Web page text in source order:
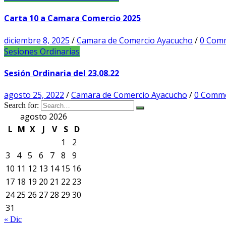
Carta 10 a Camara Comercio 2025
diciembre 8, 2025 /Camara de Comercio Ayacucho /0
Sesiones Ordinarias
Sesión Ordinaria del 23.08.22
agosto 25, 2022 /Camara de Comercio Ayacucho /0
Search for:
agosto 2026
L M X J V S
D
1
2
3
4 5 6 7 8
9
10 11 12 13 14 15 16
17 18 19 20 21 22 23
24 25 26 27 28 29 30
31
« Dic